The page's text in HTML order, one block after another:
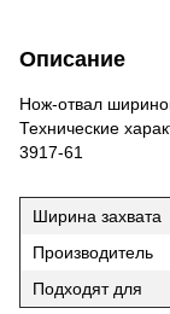
Описание
Нож-отвал
Технические
3917-61
Ширина захвата
Производитель
Подходят для